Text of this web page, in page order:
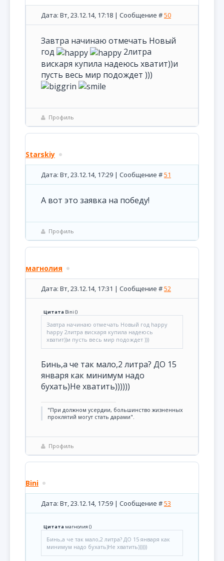
Дата: Вт, 23.12.14, 17:18 | Сообщение #50
Завтра начинаю отмечать Новый
год
2литра
вискаря купила надеюсь хватит))и
пусть весь мир подождет )))
Профиль
Starskiy
Дата: Вт, 23.12.14, 17:29 | Сообщение #51
А вот это заявка на победу!
Профиль
магнолия
Дата: Вт, 23.12.14, 17:31 | Сообщение #52
Цитата Bini ()
Завтра начинаю отмечать Новый год happy
happy 2литра вискаря купила надеюсь
хватит))и пусть весь мир подождет )))
Бинь,а че так мало,2 литра? ДО 15
января как минимум надо
бухать)Не хватить))))))
"При должном усердии, большинство жизненных
проклятий могут стать дарами".
Профиль
Bini
Дата: Вт, 23.12.14, 17:59 | Сообщение #53
Цитата магнолия ()
Бинь,а че так мало,2 литра? ДО 15 января как
минимум надо бухать)Не хватить))))))